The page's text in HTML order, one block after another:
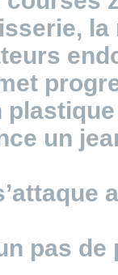
un
pas de